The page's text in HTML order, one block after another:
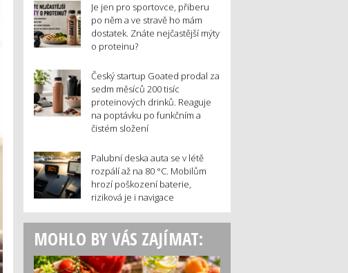
Je jen pro sportovce, přiberu
po něm a ve stravě ho mám
dostatek. Znáte nejčastější mýty
o proteinu?
Český startup Goated prodal za
sedm měsíců 200 tisíc
proteinových drinků. Reaguje
na poptávku po funkčním a
čistém složení
Palubní deska auta se v létě
rozpálí až na 80 °C. Mobilům
hrozí poškození baterie,
riziková je i navigace
MOHLO BY VÁS ZAJÍMAT: